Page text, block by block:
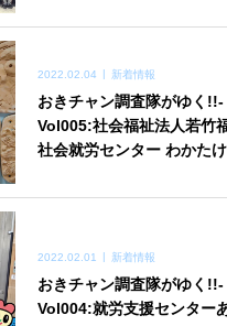
2022.02.04 新着情報
おきチャン調査隊がゆく!!-
Vol005:社会福祉法人若竹
社会就労センター わかたけ
2022.02.01 新着情報
おきチャン調査隊がゆく!!-
Vol004:就労支援センター